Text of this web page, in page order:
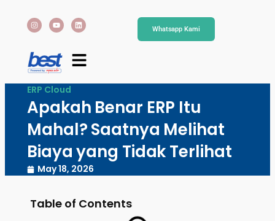
Whatsapp Kami
ERP Cloud
Apakah Benar ERP Itu
Mahal? Saatnya Melihat
Biaya yang Tidak Terlihat
May 18, 2026
Table of Contents